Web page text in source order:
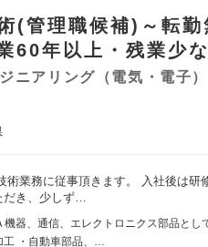
(管理職候補)～転
60年以上・残業少
ニアリング（電気・電子）
業務に従事頂きます。 入社後は研
だき、少しず…
機器、通信、エレクトロニクス部品とし
工 ・自動車部品、…